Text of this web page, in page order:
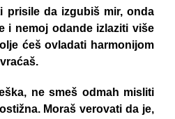
prisile da izgubiš mir, onda
i nemoj odande izlaziti više
ćeš ovladati harmonijom
ne smeš odmah misliti
Moraš verovati da je,